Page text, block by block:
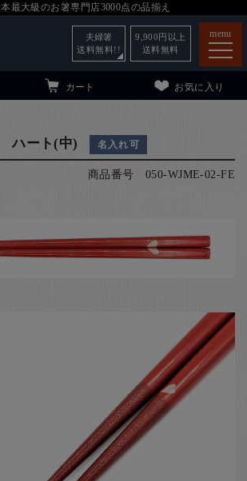
最大級のお箸専門店3000点の品揃え
menu
いて
カート お気に入り
夫婦箸
送料無料!!
9,900 円以上
送料無料
ハート(中) 名入れ可
商品番号 050-WJME-02-FE